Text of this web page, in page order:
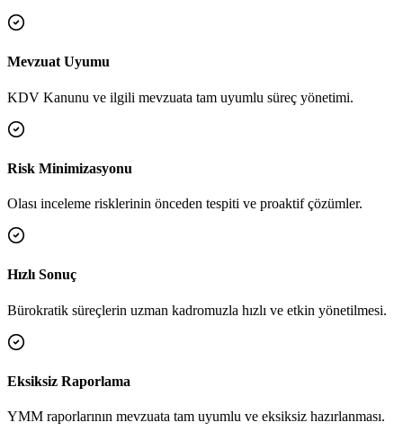
Mevzuat Uyumu
KDV Kanunu ve ilgili mevzuata tam uyumlu süreç yönetimi.
Risk Minimizasyonu
Olası inceleme risklerinin önceden tespiti ve proaktif çözümler.
Hızlı Sonuç
Bürokratik süreçlerin uzman kadromuzla hızlı ve etkin yönetilmesi.
Eksiksiz Raporlama
YMM raporlarının mevzuata tam uyumlu ve eksiksiz hazırlanması.